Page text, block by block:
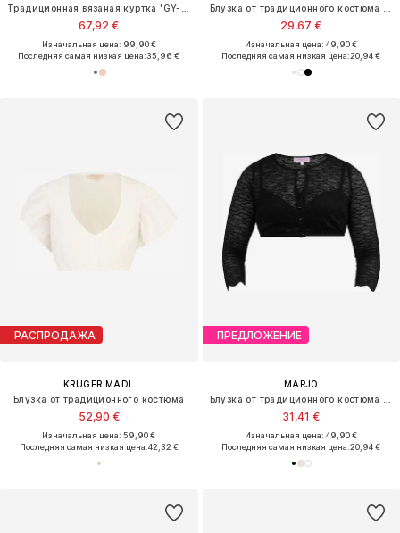
67,92 €
Изначальная цена: 99,90 €
Последняя самая низкая цена:35,96 €
29,67 €
Изначальная цена: 49,90 €
Последняя самая низкая цена:20,94 €
РАСПРОДАЖА
KRÜGER MADL
Блузка от традиционного костюма
52,90 €
Изначальная цена: 59,90 €
Последняя самая низкая цена:42,32 €
ПРЕДЛОЖЕНИЕ
MARJO
31,41 €
Изначальная цена: 49,90 €
Последняя самая низкая цена:20,94 €